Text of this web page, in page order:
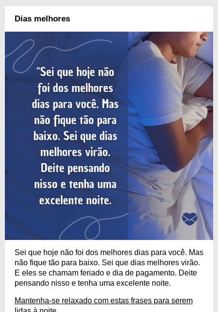
Dias melhores
Sei que hoje não foi dos melhores dias para você. Mas
não fique tão para baixo. Sei que dias melhores virão.
E eles se chamam feriado e dia de pagamento. Deite
pensando nisso e tenha uma excelente noite.
Mantenha-se relaxado com estas frases para serem